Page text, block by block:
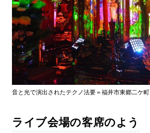
音と光で演出されたテクノ法要＝福井市東郷二ケ町
ライブ会場の客席のよう